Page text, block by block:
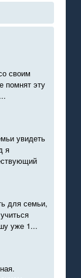
своим
помнят эту
увидеть
я
для семьи,
уже 1...